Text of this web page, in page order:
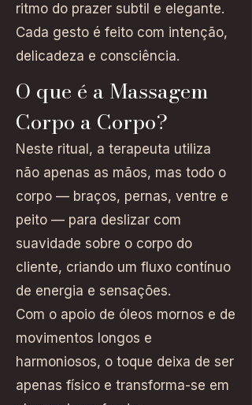
ritmo do prazer subtil e elegante.
Cada gesto é feito com intenção,
delicadeza e consciência.
O que é a Massagem
Corpo a Corpo?
Neste ritual, a terapeuta utiliza
não apenas as mãos, mas todo o
corpo — braços, pernas, ventre e
peito — para deslizar com
suavidade sobre o corpo do
cliente, criando um fluxo contínuo
de energia e sensações.
Com o apoio de óleos mornos e de
movimentos longos e
harmoniosos, o toque deixa de ser
apenas físico e transforma-se em